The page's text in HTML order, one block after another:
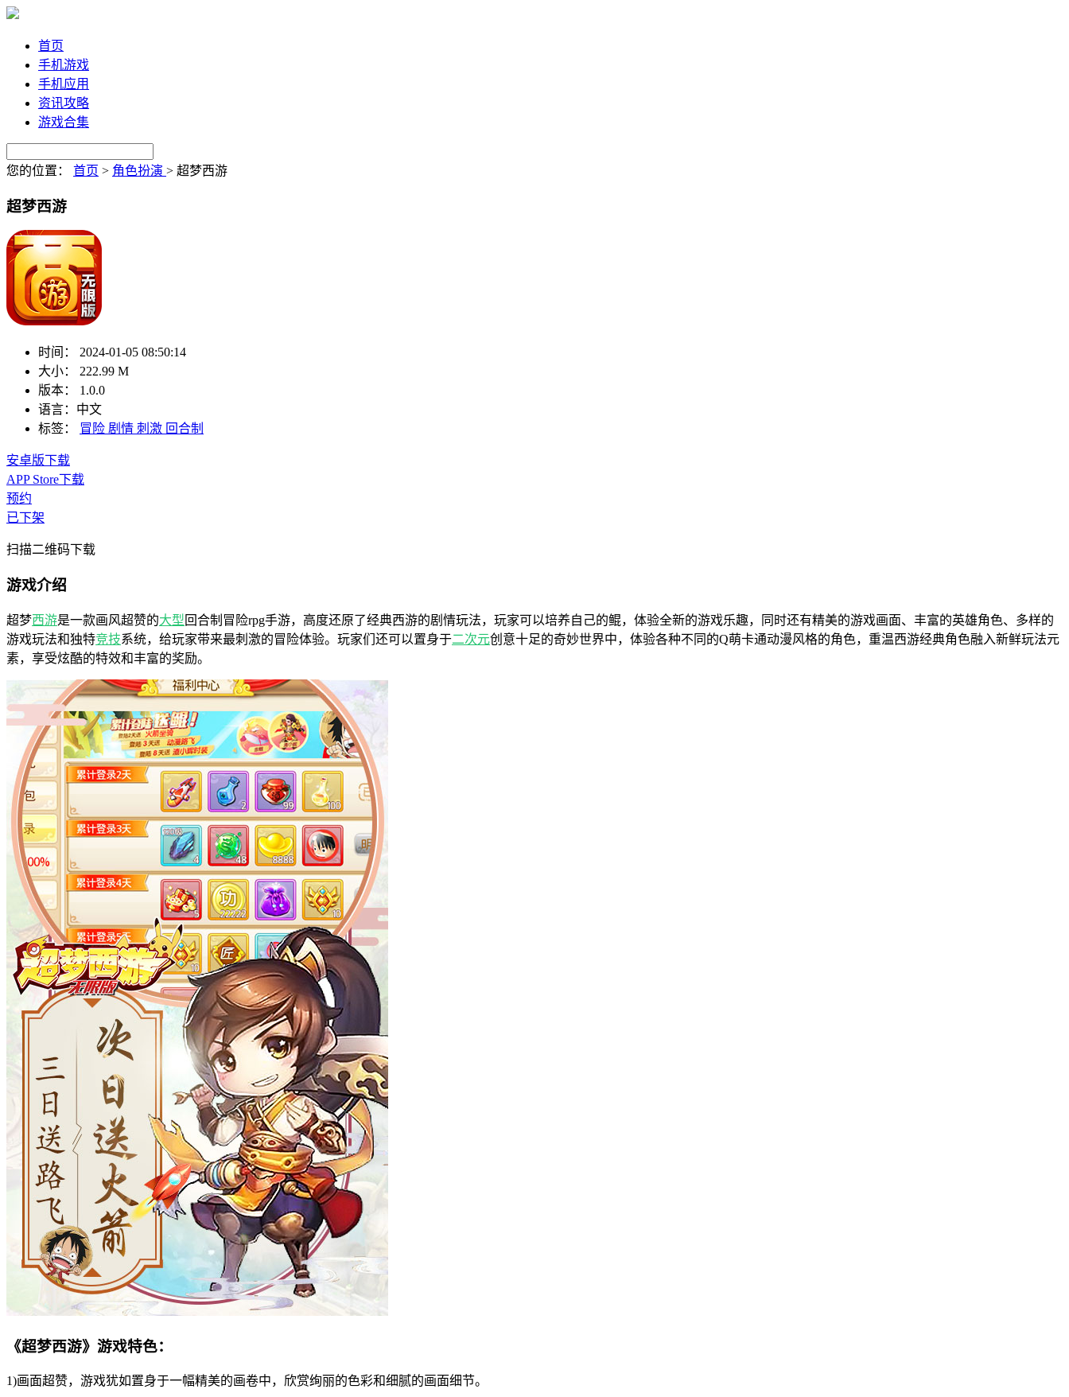
首页
手机游戏
手机应用
资讯攻略
游戏合集
您的位置： 首页 > 角色扮演 > 超梦西游
超梦西游
时间：
2024-01-05 08:50:14
大小：
222.99 M
版本：
1.0.0
语言： 中文
标签：
冒险 剧情 刺激 回合制
安卓版下载
APP Store下载
预约
已下架
扫描二维码下载
游戏介绍
超梦西游是一款画风超赞的大型回合制冒险rpg手游，高度还原了经典西游的剧情玩法，玩家可以培养自己的鲲，体验全新的游戏乐趣，同时还有精美的游戏画面、丰富的英雄角色、多样的
游戏玩法和独特竞技系统，给玩家带来最刺激的冒险体验。玩家们还可以置身于二次元创意十足的奇妙世界中，体验各种不同的Q萌卡通动漫风格的角色，重温西游经典角色融入新鲜玩法元
素，享受炫酷的特效和丰富的奖励。
《超梦西游》游戏特色：
1)画面超赞，游戏犹如置身于一幅精美的画卷中，欣赏绚丽的色彩和细腻的画面细节。